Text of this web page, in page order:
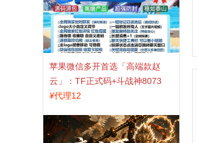
苹果微信多开首选「高端款赵
云」：TF正式码+斗战神8073
包，7天退换认准拍拍卡激活码
¥代理12